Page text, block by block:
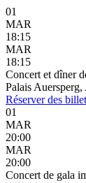
01
MAR
18:15
MAR
18:15
Concert et dîner
Palais
Réserverdes
01
MAR
20:00
MAR
20:00
Concert de gala